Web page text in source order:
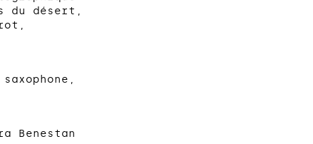
du désert,
Benestan